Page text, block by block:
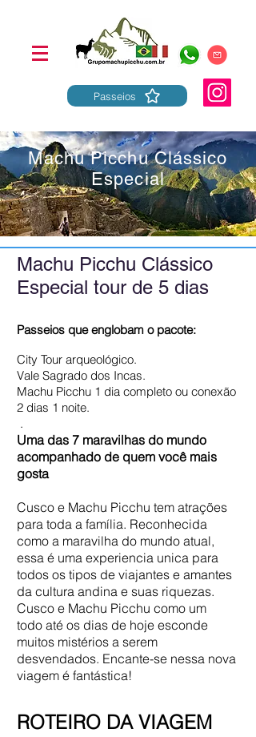
Passeios
Machu Picchu Clássico
Especial
Machu Picchu Clássico
Especial tour de 5 dias
Passeios que englobam o pacote:
City Tour arqueológico.
Vale Sagrado dos Incas.
Machu Picchu 1 dia completo ou conexão
2 dias 1 noite.
.
Uma das 7 maravilhas do mundo
acompanhado de quem você mais
gosta
Cusco e Machu Picchu tem atrações
para toda a família. Reconhecida
como a maravilha do mundo atual,
essa é uma experiencia unica para
todos os tipos de viajantes e amantes
da cultura andina e suas riquezas.
Cusco e Machu Picchu como um
todo até os dias de hoje esconde
muitos mistérios a serem
desvendados. Encante-se nessa nova
viagem é fantástica!
ROTEIRO DA VIAGEM